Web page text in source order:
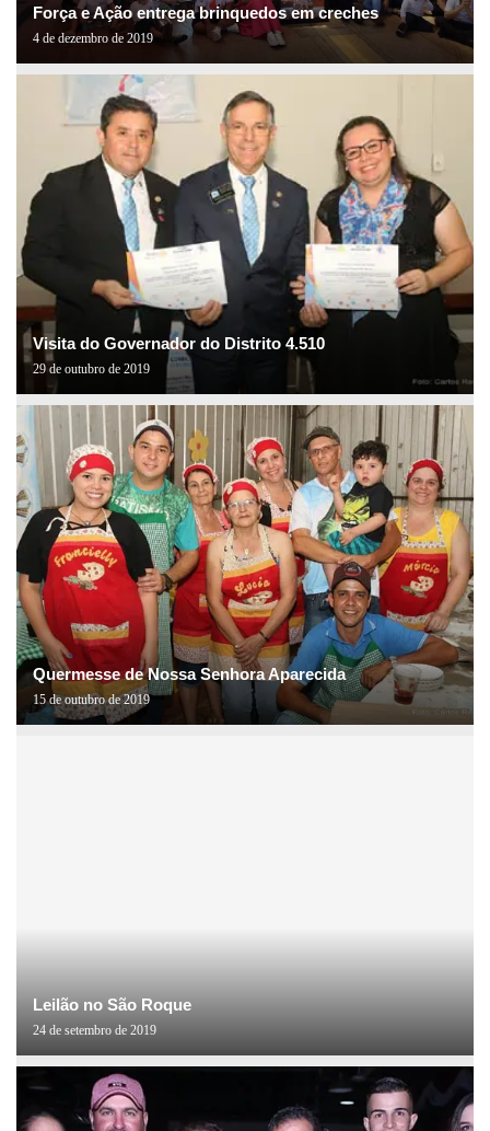
Força e Ação entrega brinquedos em creches
4 de dezembro de 2019
Visita do Governador do Distrito 4.510
29 de outubro de 2019
Quermesse de Nossa Senhora Aparecida
15 de outubro de 2019
Leilão no São Roque
24 de setembro de 2019